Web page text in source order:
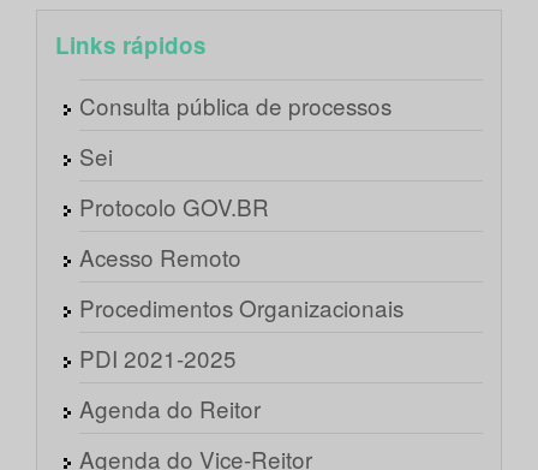
Links rápidos
Consulta pública de processos
Sei
Protocolo GOV.BR
Acesso Remoto
Procedimentos Organizacionais
PDI 2021-2025
Agenda do Reitor
Agenda do Vice-Reitor